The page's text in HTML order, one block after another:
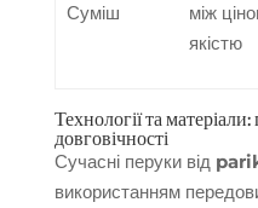
Суміш
між
якістю
Технології та
довговічності
Сучасні перуки від
використанням